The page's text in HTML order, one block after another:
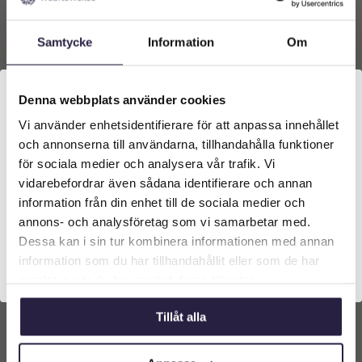
Samtycke Information Om
Denna webbplats använder cookies
Vi använder enhetsidentifierare för att anpassa innehållet
och annonserna till användarna, tillhandahålla funktioner
för sociala medier och analysera vår trafik. Vi
vidarebefordrar även sådana identifierare och annan
information från din enhet till de sociala medier och
annons- och analysföretag som vi samarbetar med.
Dessa kan i sin tur kombinera informationen med annan
information som du har tillhandahållit eller som de har
Tillåt alla
Växtvägg | Blandade
(1kvm)
6989kr
Lägg till i
varukorg
4305
Lägg till i
varukorg
Välkommen till Webflower
Vilken typ av kund är du? Du kan alltid justera ditt val
längst upp på sidan.
Företagskund (exkl. moms)
Privatkund (inkl. moms)